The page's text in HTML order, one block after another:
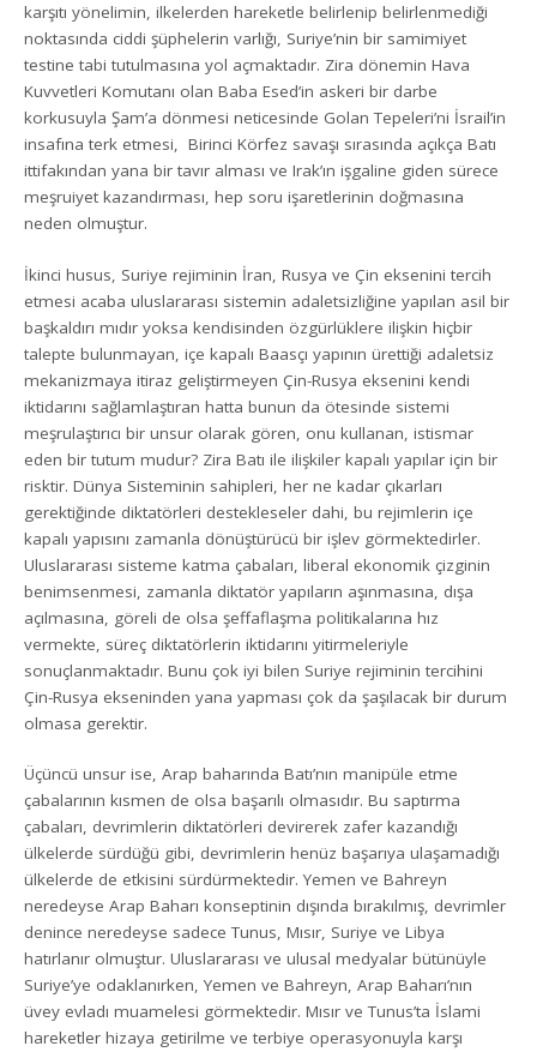
karşıtı yönelimin, ilkelerden hareketle belirlenip belirlenmediği
noktasında ciddi şüphelerin varlığı, Suriye’nin bir samimiyet
testine tabi tutulmasına yol açmaktadır. Zira dönemin Hava
Kuvvetleri Komutanı olan Baba Esed’in askeri bir darbe
korkusuyla Şam’a dönmesi neticesinde Golan Tepeleri’ni İsrail’in
insafına terk etmesi, Birinci Körfez savaşı sırasında açıkça Batı
ittifakından yana bir tavır alması ve Irak’ın işgaline giden sürece
meşruiyet kazandırması, hep soru işaretlerinin doğmasına
neden olmuştur.
İkinci husus, Suriye rejiminin İran, Rusya ve Çin eksenini tercih
etmesi acaba uluslararası sistemin adaletsizliğine yapılan asil bir
başkaldırı mıdır yoksa kendisinden özgürlüklere ilişkin hiçbir
talepte bulunmayan, içe kapalı Baasçı yapının ürettiği adaletsiz
mekanizmaya itiraz geliştirmeyen Çin-Rusya eksenini kendi
iktidarını sağlamlaştıran hatta bunun da ötesinde sistemi
meşrulaştırıcı bir unsur olarak gören, onu kullanan, istismar
eden bir tutum mudur? Zira Batı ile ilişkiler kapalı yapılar için bir
risktir. Dünya Sisteminin sahipleri, her ne kadar çıkarları
gerektiğinde diktatörleri destekleseler dahi, bu rejimlerin içe
kapalı yapısını zamanla dönüştürücü bir işlev görmektedirler.
Uluslararası sisteme katma çabaları, liberal ekonomik çizginin
benimsenmesi, zamanla diktatör yapıların aşınmasına, dışa
açılmasına, göreli de olsa şeffaflaşma politikalarına hız
vermekte, süreç diktatörlerin iktidarını yitirmeleriyle
sonuçlanmaktadır. Bunu çok iyi bilen Suriye rejiminin tercihini
Çin-Rusya ekseninden yana yapması çok da şaşılacak bir durum
olmasa gerektir.
Üçüncü unsur ise, Arap baharında Batı’nın manipüle etme
çabalarının kısmen de olsa başarılı olmasıdır. Bu saptırma
çabaları, devrimlerin diktatörleri devirerek zafer kazandığı
ülkelerde sürdüğü gibi, devrimlerin henüz başarıya ulaşamadığı
ülkelerde de etkisini sürdürmektedir. Yemen ve Bahreyn
neredeyse Arap Baharı konseptinin dışında bırakılmış, devrimler
denince neredeyse sadece Tunus, Mısır, Suriye ve Libya
hatırlanır olmuştur. Uluslararası ve ulusal medyalar bütünüyle
Suriye’ye odaklanırken, Yemen ve Bahreyn, Arap Baharı’nın
üvey evladı muamelesi görmektedir. Mısır ve Tunus’ta İslami
hareketler hizaya getirilme ve terbiye operasyonuyla karşı